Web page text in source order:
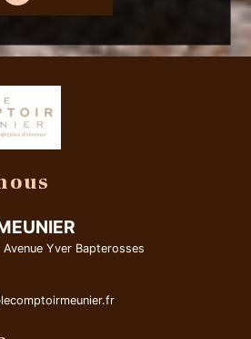
Yver Bapterosses